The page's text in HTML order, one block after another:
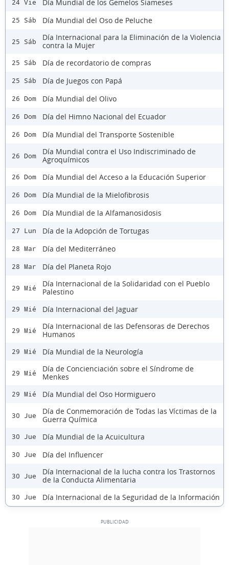
24 Vie Día Mundial de los Gemelos Siameses
25 Sáb Día Mundial del Oso de Peluche
25 Sáb
Día Internacional para la Eliminación de la Violencia
contra la Mujer
25 Sáb Día de recordatorio de compras
25 Sáb Día de Juegos con Papá
26 Dom Día Mundial del Olivo
26 Dom Día del Himno Nacional del Ecuador
26 Dom Día Mundial del Transporte Sostenible
26 Dom
Día Mundial contra el Uso Indiscriminado de
Agroquímicos
26 Dom Día Mundial del Acceso a la Educación Superior
26 Dom Día Mundial de la Mielofibrosis
26 Dom Día Mundial de la Alfamanosidosis
27 Lun Día de la Adopción de Tortugas
28 Mar Día del Mediterráneo
28 Mar Día del Planeta Rojo
29 Mié
Día Internacional de la Solidaridad con el Pueblo
Palestino
29 Mié Día Internacional del Jaguar
29 Mié
Día Internacional de las Defensoras de Derechos
Humanos
29 Mié Día Mundial de la Neurología
29 Mié
Día de Concienciación sobre el Síndrome de
Menkes
29 Mié Día Mundial del Oso Hormiguero
30 Jue
Día de Conmemoración de Todas las Víctimas de la
Guerra Química
30 Jue Día Mundial de la Acuicultura
30 Jue Día del Influencer
30 Jue
Día Internacional de la lucha contra los Trastornos
de la Conducta Alimentaria
30 Jue Día Internacional de la Seguridad de la Información